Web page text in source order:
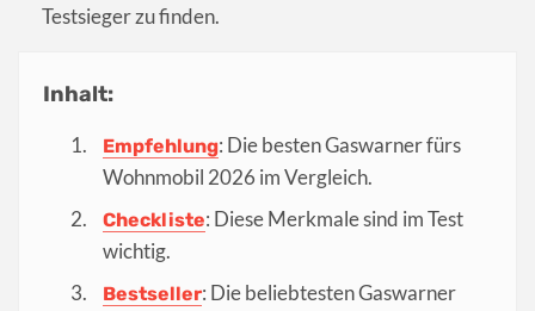
Testsieger zu finden.
Inhalt:
Empfehlung: Die besten Gaswarner fürs
Wohnmobil 2026 im Vergleich.
Checkliste: Diese Merkmale sind im Test
wichtig.
Bestseller: Die beliebtesten Gaswarner